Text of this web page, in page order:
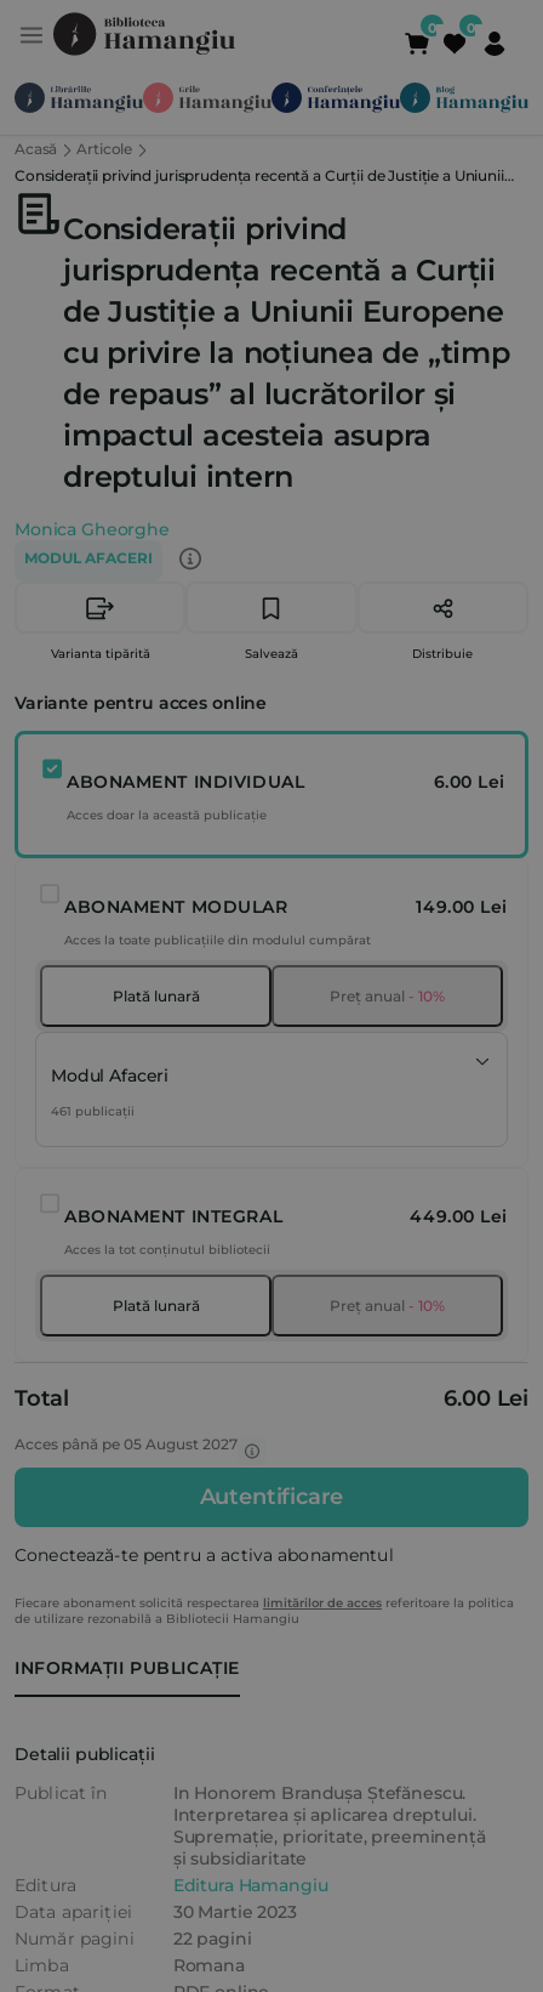
Module
Suport Contact Newsletter 021 336 01 25
Acasă
Articole
Considerații privind jurisprudența recentă a Curții de Justiție a Uniunii
Europene cu privire la noțiunea de „timp de repaus” al lucrătorilor și
impactul acesteia asupra dreptului intern
Considerații privind
jurisprudența recentă a Curții
de Justiție a Uniunii Europene
cu privire la noțiunea de „timp
de repaus” al lucrătorilor și
impactul acesteia asupra
dreptului intern
Monica Gheorghe
MODUL AFACERI
Varianta tipărită Salvează Distribuie
INFORMAȚII PUBLICAȚIE
Detalii publicații
Publicat în
In Honorem Brandușa Ștefănescu.
Interpretarea și aplicarea dreptului.
Supremație, prioritate, preeminență
și subsidiaritate
Editura
Editura Hamangiu
Data apariției
30 Martie 2023
Număr pagini
22 pagini
Limba
Romana
Variante pentru acces online
ABONAMENT INDIVIDUAL 6.00 Lei
Acces doar la această publicație
ABONAMENT MODULAR 149.00 Lei
Acces la toate publicațiile din modulul cumpărat
Plată lunară Preț anual - 10%
Modul Afaceri
461 publicații
ABONAMENT INTEGRAL 449.00 Lei
Acces la tot conținutul bibliotecii
Plată lunară Preț anual - 10%
Total 6.00 Lei
Acces până pe 05 August 2027
Autentificare
Conectează-te pentru a activa abonamentul
Fiecare abonament solicită respectarea limitărilor de acces referitoare la politica
de utilizare rezonabilă a Bibliotecii Hamangiu